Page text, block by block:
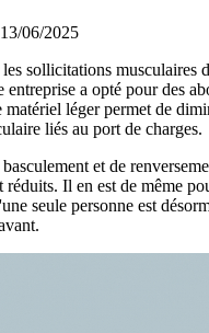
13/06/2025
sollicitations musculaires
entreprise a opté pour des
léger permet de
liés au port de charges.
et de
réduits. Il en est de même
seule personne est